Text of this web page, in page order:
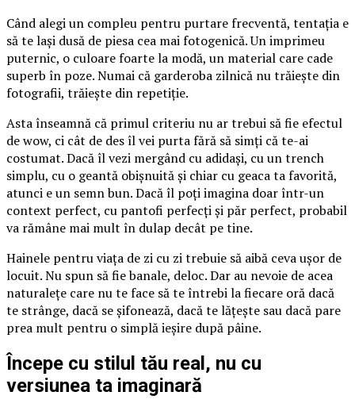
Când alegi un compleu pentru purtare frecventă, tentația e
să te lași dusă de piesa cea mai fotogenică. Un imprimeu
puternic, o culoare foarte la modă, un material care cade
superb în poze. Numai că garderoba zilnică nu trăiește din
fotografii, trăiește din repetiție.
Asta înseamnă că primul criteriu nu ar trebui să fie efectul
de wow, ci cât de des îl vei purta fără să simți că te-ai
costumat. Dacă îl vezi mergând cu adidași, cu un trench
simplu, cu o geantă obișnuită și chiar cu geaca ta favorită,
atunci e un semn bun. Dacă îl poți imagina doar într-un
context perfect, cu pantofi perfecți și păr perfect, probabil
va rămâne mai mult în dulap decât pe tine.
Hainele pentru viața de zi cu zi trebuie să aibă ceva ușor de
locuit. Nu spun să fie banale, deloc. Dar au nevoie de acea
naturalețe care nu te face să te întrebi la fiecare oră dacă
te strânge, dacă se șifonează, dacă te lățește sau dacă pare
prea mult pentru o simplă ieșire după pâine.
Începe cu stilul tău real, nu cu
versiunea ta imaginară